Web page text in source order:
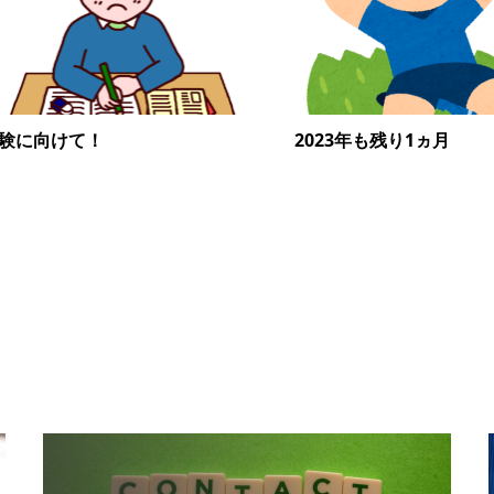
に向けて！ 2023年も残り1ヵ月